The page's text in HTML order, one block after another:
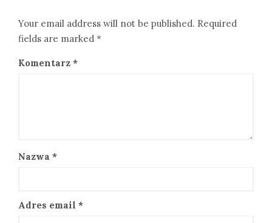
Your email address will not be published. Required
fields are marked *
Komentarz *
Nazwa *
Adres email *